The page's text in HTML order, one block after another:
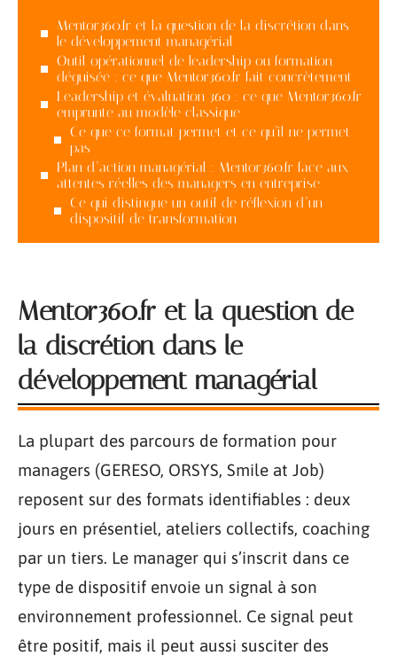
Mentor360.fr et la question de la discrétion dans
le développement managérial
Outil opérationnel de leadership ou formation
déguisée : ce que Mentor360.fr fait concrètement
Leadership et évaluation 360 : ce que Mentor360.fr
emprunte au modèle classique
Ce que ce format permet et ce qu’il ne permet
pas
Plan d’action managérial : Mentor360.fr face aux
attentes réelles des managers en entreprise
Ce qui distingue un outil de réflexion d’un
dispositif de transformation
Mentor360.fr et la question de
la discrétion dans le
développement managérial
La plupart des parcours de formation pour
managers (GERESO, ORSYS, Smile at Job)
reposent sur des formats identifiables : deux
jours en présentiel, ateliers collectifs, coaching
par un tiers. Le manager qui s’inscrit dans ce
type de dispositif envoie un signal à son
environnement professionnel. Ce signal peut
être positif, mais il peut aussi susciter des